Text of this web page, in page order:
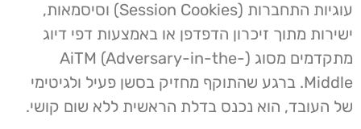
עוגיות התחברות (Session Cookies) וסיסמאות,
ישירות מתוך זיכרון הדפדפן או באמצעות דפי דיוג
מתקדמים מסוג (AiTM (Adversary-in-the-
Middle. ברגע שהתוקף מחזיק בסשן פעיל ולגיטימי
של העובד, הוא נכנס בדלת הראשית ללא שום קושי.